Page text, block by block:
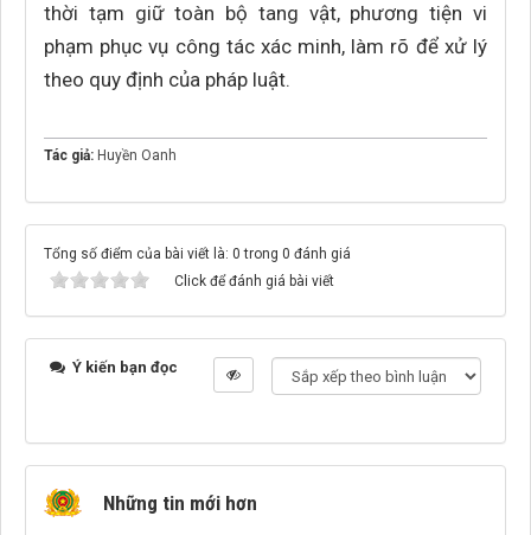
thời tạm giữ toàn bộ tang vật, phương tiện vi
phạm phục vụ công tác xác minh, làm rõ để xử lý
theo quy định của pháp luật.
Tác giả: Huyền Oanh
Tổng số điểm của bài viết là: 0 trong 0 đánh giá
Click để đánh giá bài viết
Ý kiến bạn đọc
Những tin mới hơn